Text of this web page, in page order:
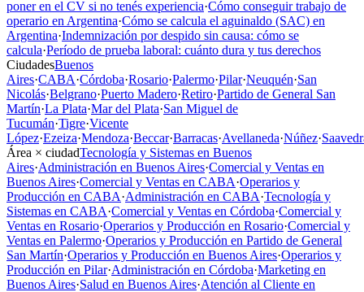
poner en el CV si no tenés experiencia·Cómo conseguir trabajo de
operario en Argentina·Cómo se calcula el aguinaldo (SAC) en
Argentina·Indemnización por despido sin causa: cómo se
calcula·Período de prueba laboral: cuánto dura y tus derechos
CiudadesBuenos
Aires·CABA·Córdoba·Rosario·Palermo·Pilar·Neuquén·San
Nicolás·Belgrano·Puerto Madero·Retiro·Partido de General San
Martín·La Plata·Mar del Plata·San Miguel de
Tucumán·Tigre·Vicente
López·Ezeiza·Mendoza·Beccar·Barracas·Avellaneda·Núñez·
Área × ciudadTecnología y Sistemas en Buenos
Aires·Administración en Buenos Aires·Comercial y Ventas en
Buenos Aires·Comercial y Ventas en CABA·Operarios y
Producción en CABA·Administración en CABA·Tecnología y
Sistemas en CABA·Comercial y Ventas en Córdoba·Comercial y
Ventas en Rosario·Operarios y Producción en Rosario·Comercial y
Ventas en Palermo·Operarios y Producción en Partido de General
San Martín·Operarios y Producción en Buenos Aires·Operarios y
Producción en Pilar·Administración en Córdoba·Marketing en
Buenos Aires·Salud en Buenos Aires·Atención al Cliente en